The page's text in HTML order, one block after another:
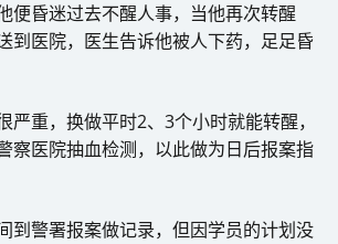
便昏迷过去不醒人事，当他再次转醒
到医院，医生告诉他被人下药，足足昏
严重，换做平时2、3个小时就能转醒，
察医院抽血检测，以此做为日后报案指
到警署报案做记录，但因学员的计划没